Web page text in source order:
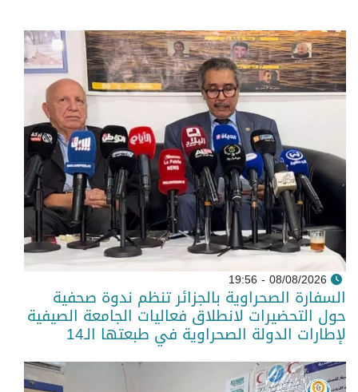
08/08/2026 - 19:56
السفارة الصحراوية بالجزائر تنظم ندوة صحفية
حول التحضيرات لانطلاق فعاليات الجامعة الصيفية
لإطارات الدولة الصحراوية في طبعتها الـ14